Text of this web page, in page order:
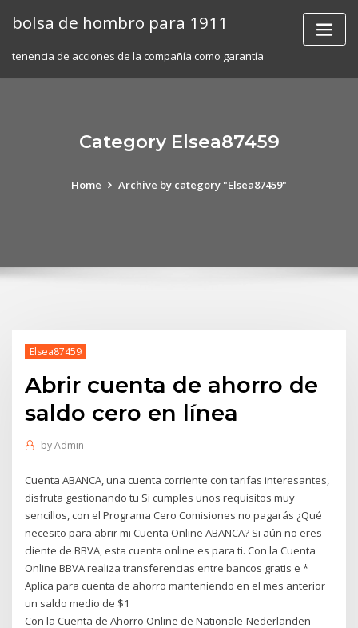
bolsa de hombro para 1911
tenencia de acciones de la compañía como garantía
Category Elsea87459
Home Archive by category "Elsea87459"
Elsea87459
Abrir cuenta de ahorro de
saldo cero en línea
byAdmin
Cuenta ABANCA, una cuenta corriente con tarifas interesantes,
disfruta gestionando tu Si cumples unos requisitos muy
sencillos, con el Programa Cero Comisiones no pagarás ¿Qué
necesito para abrir mi Cuenta Online ABANCA? Si aún no eres
cliente de BBVA, esta cuenta online es para ti. Con la Cuenta
Online BBVA realiza transferencias entre bancos gratis e *
Aplica para cuenta de ahorro manteniendo en el mes anterior
un saldo medio de $1
Con la Cuenta de Ahorro Online de Nationale-Nederlanden